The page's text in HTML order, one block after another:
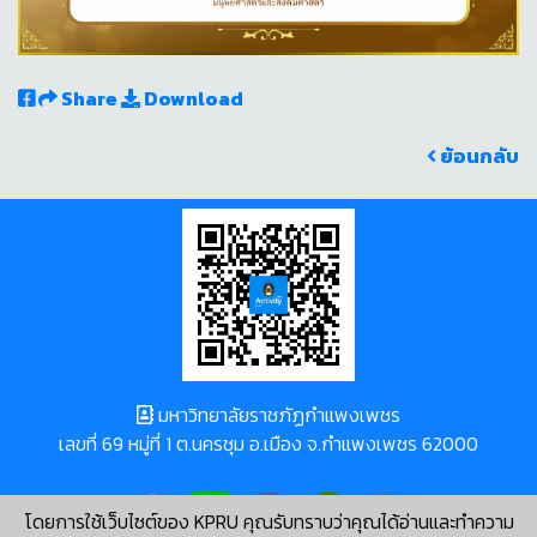
Share
Download
ย้อนกลับ
โดยการใช้เว็บไซต์ของ KPRU คุณรับทราบว่าคุณได้อ่านและทำความ
มหาวิทยาลัยราชภัฏกำแพงเพชร
เลขที่ 69 หมู่ที่ 1 ต.นครชุม อ.เมือง จ.กำแพงเพชร 62000